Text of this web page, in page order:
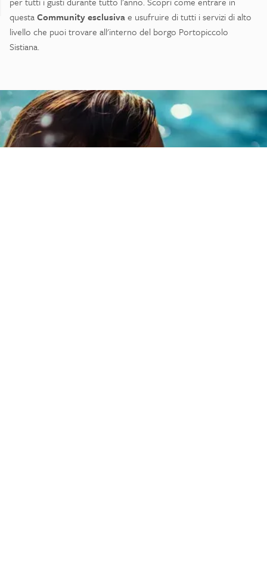
questaCommunity esclusivae usufruire di tutti i servizi di alto
livello che puoi trovare all'interno del borgo Portopiccolo
Sistiana.